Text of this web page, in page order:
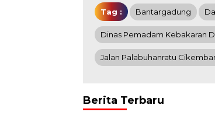
Tag : Bantargadung
Dinas Pemadam Kebakaran
Jalan Palabuhanratu
Berita Terbaru